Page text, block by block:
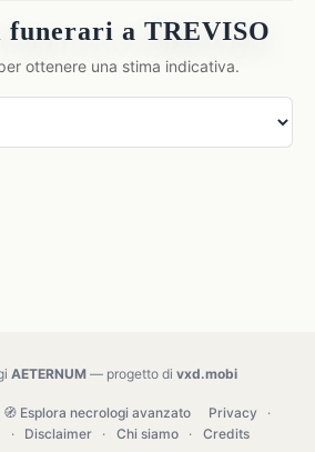
funerari a TREVISO
ottenere una stima indicativa.
AETERNUM— progetto di vxd.mobi
🧭 Esplora necrologi avanzato Privacy
·
· Disclaimer · Chi siamo · Credits